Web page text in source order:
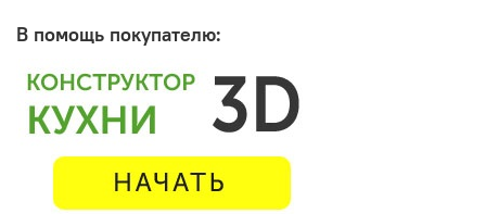
В помощь покупателю: